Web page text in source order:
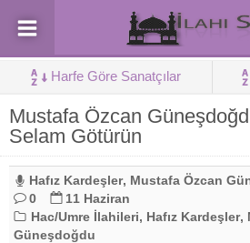
Harfe Göre Sanatçılar
Mustafa Özcan
Selam Götürün
Hafız Kardeşler, Mustafa Özcan
0
11 Haziran
Hac/Umre İlahileri, Hafız Kardeşler,
Güneşdoğdu